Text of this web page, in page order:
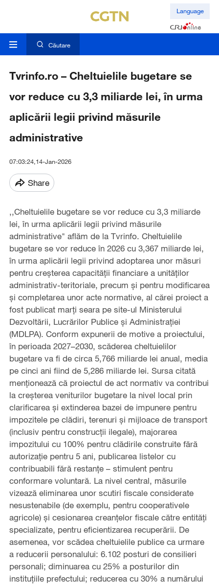
Language
Căutare
Tvrinfo.ro – Cheltuielile bugetare se
vor reduce cu 3,3 miliarde lei, în urma
aplicării legii privind măsurile
administrative
07:03:24,14-Jan-2026
Share
,,Cheltuielile bugetare se vor reduce cu 3,3 miliarde
lei, în urma aplicării legii privind măsurile
administrative" aflăm de la Tvrinfo. Cheltuielile
bugetare se vor reduce în 2026 cu 3,367 miliarde lei,
în urma aplicării legii privind adoptarea unor măsuri
pentru creşterea capacităţii financiare a unităţilor
administrativ-teritoriale, precum şi pentru modificarea
şi completarea unor acte normative, al cărei proiect a
fost publicat marţi seara pe site-ul Ministerului
Dezvoltării, Lucrărilor Publice şi Administraţiei
(MDLPA). Conform expunerii de motive a proiectului,
în perioada 2027–2030, scăderea cheltuielilor
bugetare va fi de circa 5,766 miliarde lei anual, media
pe cinci ani fiind de 5,286 miliarde lei. Sursa citată
menţionează că proiectul de act normativ va contribui
la creşterea veniturilor bugetare la nivel local prin
clarificarea şi extinderea bazei de impunere pentru
impozitele pe clădiri, terenuri şi mijloace de transport
(inclusiv pentru construcţii ilegale), majorarea
impozitului cu 100% pentru clădirile construite fără
autorizaţie pentru 5 ani, publicarea listelor cu
contribuabili fără restanţe – stimulent pentru
conformare voluntară. La nivel central, măsurile
vizează eliminarea unor scutiri fiscale considerate
nesustenabile (de exemplu, pentru cooperativele
agricole) şi cesionarea creanţelor fiscale către entităţi
specializate, pentru eficientizarea recuperării. De
asemenea, vor scădea cheltuielile publice ca urmare
a reducerii personalului: 6.102 posturi de consilieri
personali; diminuarea cu 25% a posturilor din
instituţiile prefectului; reducerea cu 30% a numărului